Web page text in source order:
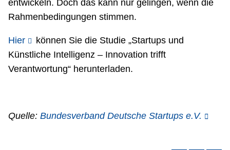
entwickeln. Doch das kann nur gelingen, wenn die
Rahmenbedingungen stimmen.
Hier
können Sie die Studie „Startups und
Künstliche Intelligenz – Innovation trifft
Verantwortung“ herunterladen.
Quelle: Bundesverband Deutsche Startups e.V.